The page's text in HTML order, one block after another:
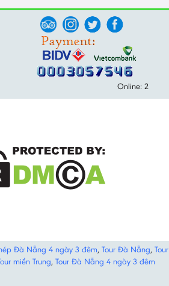
Online: 2
Đà Nẵng 4 ngày 3 đêm, Tour Đà Nẵng, Tour
miền Trung, Tour Đà Nẵng 4 ngày 3 đêm